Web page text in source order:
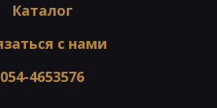
Каталог
с нами
054-4653576